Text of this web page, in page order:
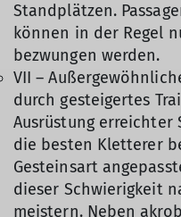
Standplätzen.
können in der Regel
bezwungen werden.
VII –
durch gesteigertes
Ausrüstung erreichter
die besten Kletterer
Gesteinsart
dieser Schwierigkeit
meistern. Neben